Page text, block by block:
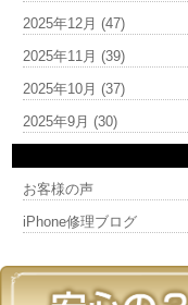
2025年12月 (47)
2025年11月 (39)
2025年10月 (37)
2025年9月 (30)
お客様の声
iPhone修理ブログ